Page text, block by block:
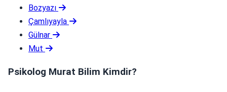
Bozyazı
Çamlıyayla
Gülnar
Mut
Psikolog Murat Bilim Kimdir?